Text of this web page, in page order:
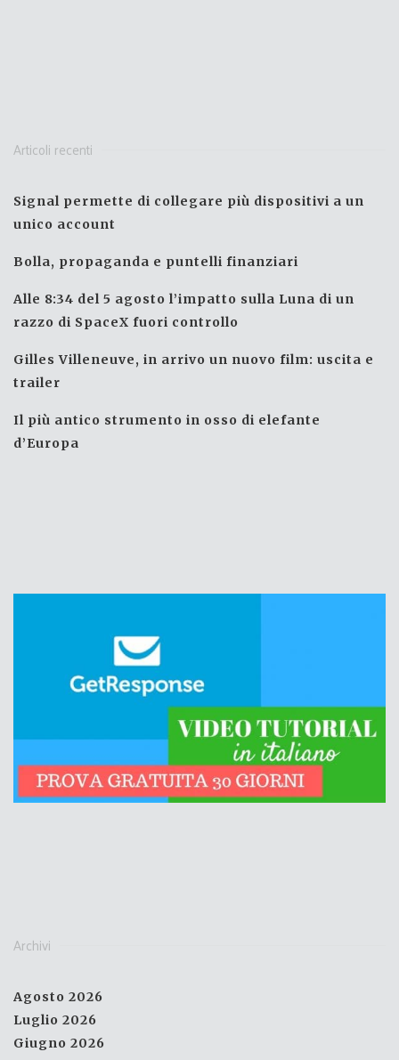
Articoli recenti
Signal permette di collegare più dispositivi a un
unico account
Bolla, propaganda e puntelli finanziari
Alle 8:34 del 5 agosto l’impatto sulla Luna di un
razzo di SpaceX fuori controllo
Gilles Villeneuve, in arrivo un nuovo film: uscita e
trailer
Il più antico strumento in osso di elefante
d’Europa
Archivi
Agosto 2026
Luglio 2026
Giugno 2026